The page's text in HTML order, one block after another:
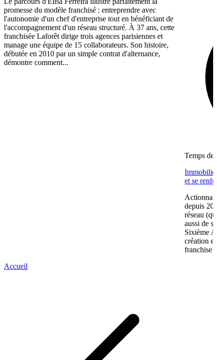
promesse du modèle franchisé : entreprendre avec
l'autonomie d'un chef d'entreprise tout en bénéficiant de
l'accompagnement d'un réseau structuré. À 37 ans, cette
franchisée Laforêt dirige trois agences parisiennes et
manage une équipe de 15 collaborateurs. Son histoire,
débutée en 2010 par un simple contrat d'alternance,
démontre comment...
Temps de
et se
depuis
réseau
aussi de
Sixième
création
franchise
Accueil